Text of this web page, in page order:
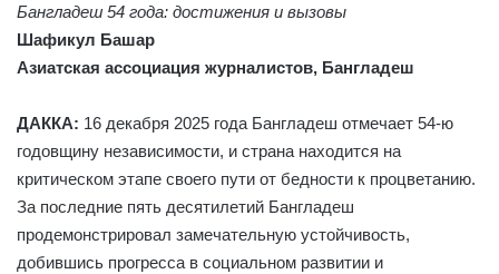
Бангладеш 54 года: достижения и вызовы
Шафикул Башар
Азиатская ассоциация журналистов, Бангладеш
ДАККА: 16 декабря 2025 года Бангладеш отмечает 54-ю
годовщину независимости, и страна находится на
критическом этапе своего пути от бедности к процветанию.
За последние пять десятилетий Бангладеш
продемонстрировал замечательную устойчивость,
добившись прогресса в социальном развитии и